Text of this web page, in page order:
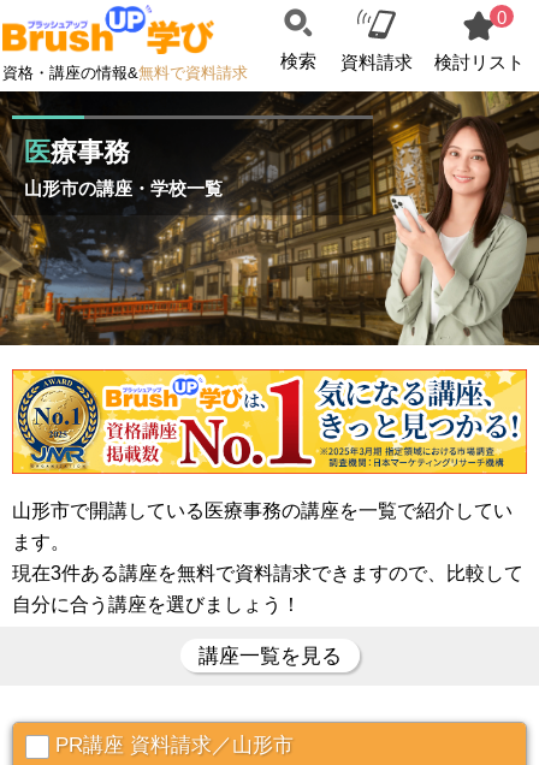
資格・講座の情報&無料で資料請求
検索 資料請求
0
検討リスト
医療事務
山形市の講座・学校一覧
山形市で開講している医療事務の講座を一覧で紹介してい
ます。
現在3件ある講座を無料で資料請求できますので、比較して
自分に合う講座を選びましょう！
講座一覧を見る
PR講座 資料請求／山形市